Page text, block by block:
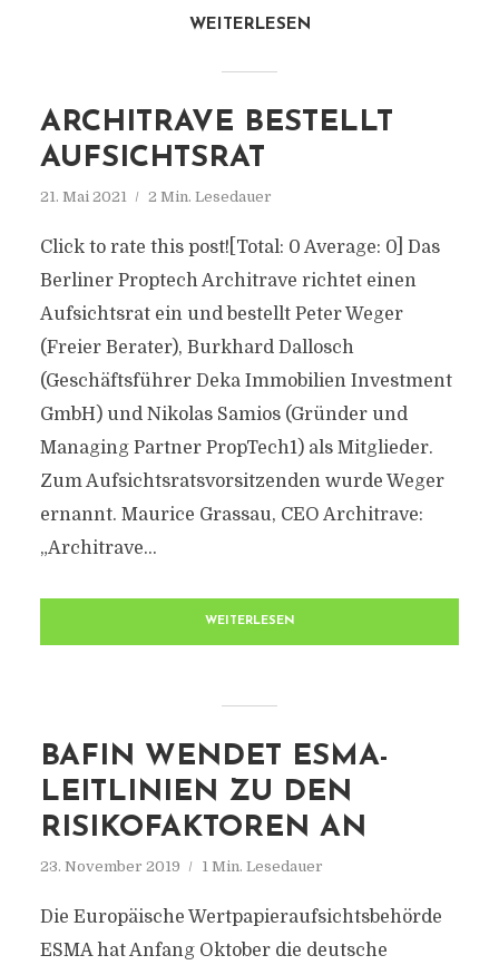
WEITERLESEN
ARCHITRAVE BESTELLT
AUFSICHTSRAT
21. Mai 2021 2 Min. Lesedauer
Click to rate this post![Total: 0 Average: 0] Das
Berliner Proptech Architrave richtet einen
Aufsichtsrat ein und bestellt Peter Weger
(Freier Berater), Burkhard Dallosch
(Geschäftsführer Deka Immobilien Investment
GmbH) und Nikolas Samios (Gründer und
Managing Partner PropTech1) als Mitglieder.
Zum Aufsichtsratsvorsitzenden wurde Weger
ernannt. Maurice Grassau, CEO Architrave:
„Architrave...
WEITERLESEN
BAFIN WENDET ESMA-
LEITLINIEN ZU DEN
RISIKOFAKTOREN AN
23. November 2019 1 Min. Lesedauer
Die Europäische Wertpapieraufsichtsbehörde
ESMA hat Anfang Oktober die deutsche